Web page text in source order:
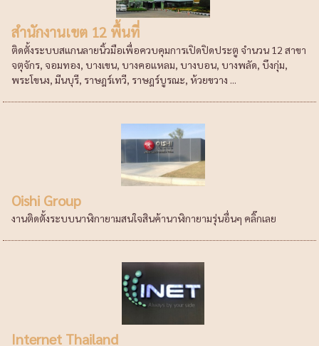
สำนักงานเขต 12 พื้นที่
ติดตั้งระบบสแกนลายนิ้วมือเพื่อควบคุมการเปิดปิดประตู จำนวน 12 สาขา
จตุจักร, จอมทอง, บางเขน, บางคอแหลม, บางบอน, บางพลัด, บึงกุ่ม,
พระโขนง, มีนบุรี, ราษฎร์เทวี, ราษฎร์บูรณะ, ห้วยขวาง ...
Oishi Group
งานติดตั้งระบบนาฬิกายามสนใจสินค้านาฬิกายามรุ่นอื่นๆ คลิ๊กเลย
Internet Thailand